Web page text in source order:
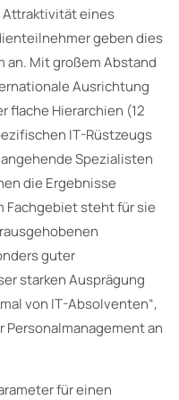
Attraktivität eines
geben dies
Mit großem Abstand
Ausrichtung
flache Hierarchien (12
IT-Rüstzeugs
Spezialisten
die Ergebnisse
Fachgebiet steht für sie
guter
starken Ausprägung
von IT-Absolventen“,
Personalmanagement an
für einen